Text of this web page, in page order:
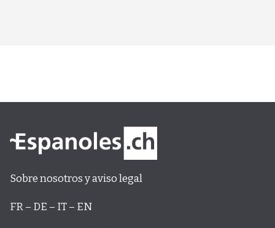
Sobre nosotros y aviso legal
FR – DE – IT – EN